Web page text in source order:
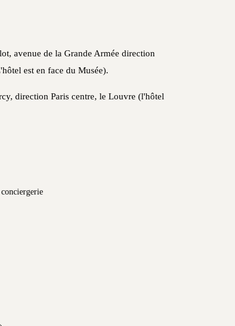
avenue de la Grande Armée direction
est en face du Musée).
direction Paris centre, le Louvre (l'hôtel